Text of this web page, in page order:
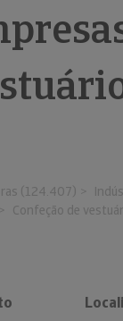
(124.407)
Confeção de